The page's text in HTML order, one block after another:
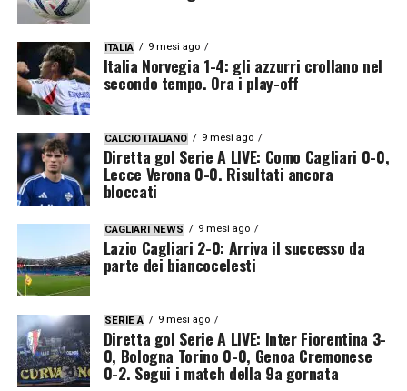
ITALIA 9 mesi ago
Italia Norvegia 1-4: gli azzurri crollano nel
secondo tempo. Ora i play-off
CALCIO ITALIANO 9 mesi ago
Diretta gol Serie A LIVE: Como Cagliari 0-0,
Lecce Verona 0-0. Risultati ancora
bloccati
CAGLIARI NEWS 9 mesi ago
Lazio Cagliari 2-0: Arriva il successo da
parte dei biancocelesti
SERIE A 9 mesi ago
Diretta gol Serie A LIVE: Inter Fiorentina 3-
0, Bologna Torino 0-0, Genoa Cremonese
0-2. Segui i match della 9a gornata